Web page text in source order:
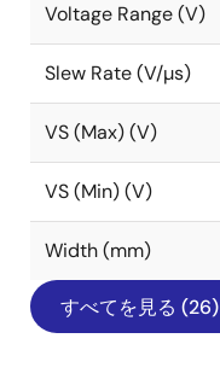
Voltage Range (V)
Slew Rate (V/µs)
VS (Max) (V)
VS (Min) (V)
Width (mm)
すべてを見る (26)